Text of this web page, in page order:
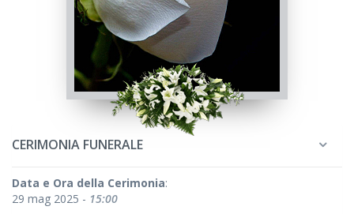
CERIMONIA FUNERALE
Data e Ora della Cerimonia:
29 mag 2025 - 15:00